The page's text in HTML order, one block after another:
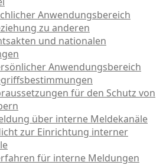
Anwendungsbereich
zu anderen
und nationalen
Anwendungsbereich
für den Schutz von
über interne Meldekanäle
zur Einrichtung interner
für interne Meldungen